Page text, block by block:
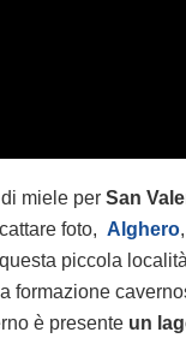
miele per San
foto, Alghero
piccola
formazione
è presente un